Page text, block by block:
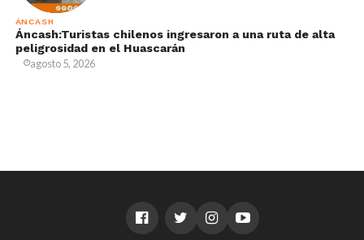
ÁNCASH
Áncash:Turistas chilenos ingresaron a una ruta de alta
peligrosidad en el Huascarán
agosto 5, 2026